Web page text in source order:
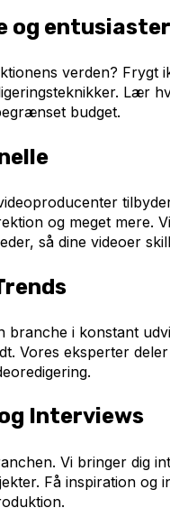
og entusiaster
verden?
Lær
budget.
og meget mere.
så dine videoer
branche i konstant
Vores eksperter
Interviews
Vi bringer dig
Få inspiration og